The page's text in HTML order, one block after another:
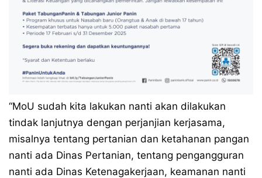
“MoU sudah kita lakukan nanti akan dilakukan
tindak lanjutnya dengan perjanjian kerjasama,
misalnya tentang pertanian dan ketahanan pangan
nanti ada Dinas Pertanian, tentang pengangguran
nanti ada Dinas Ketenagakerjaan, keamanan nanti